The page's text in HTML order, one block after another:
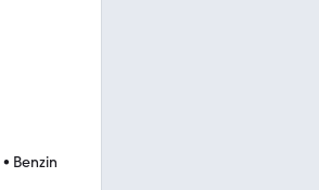
• Benzin